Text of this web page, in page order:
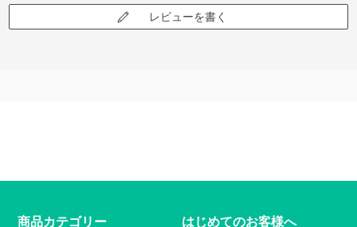
レビューを書く
商品カテゴリー はじめてのお客様へ